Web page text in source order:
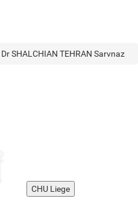
Dr SHALCHIAN TEHRAN Sarvnaz
CHU Liege